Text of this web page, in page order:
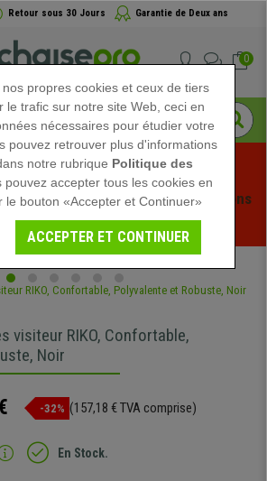
Retour sous 30 Jours Garantie de Deux ans
0
chez Chaisepro ! Des réductions
une durée limitée - Voir l'offre
visiteur RIKO, Confortable,
Noir
-32% (157,18 € TVA comprise)
En Stock.
propres cookies et ceux de tiers
le trafic sur notre site Web, ceci en
nécessaires pour étudier votre
pouvez retrouver plus d'informations
notre rubrique Politique des
pouvez accepter tous les cookies en
le bouton «Accepter et Continuer»
ACCEPTER ET CONTINUER